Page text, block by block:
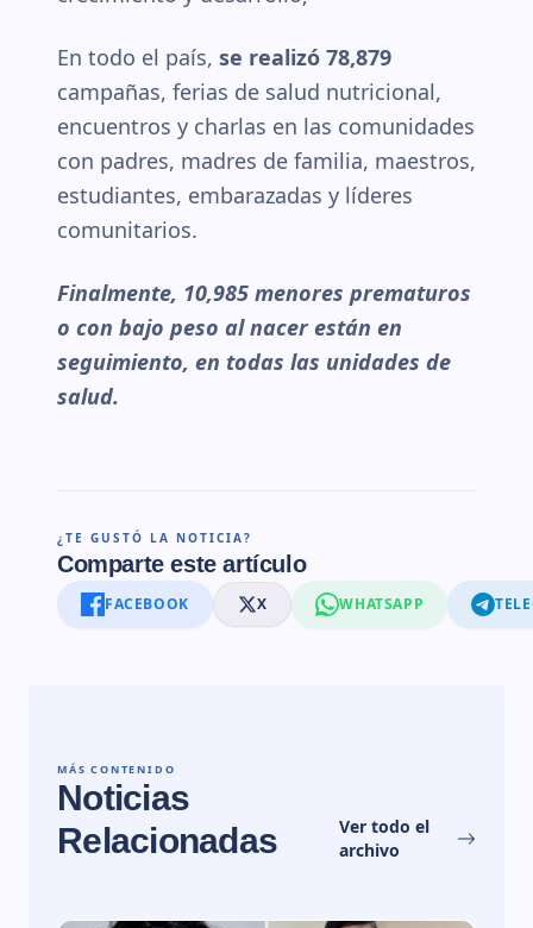
En todo el país, se realizó 78,879
campañas, ferias de salud nutricional,
encuentros y charlas en las comunidades
con padres, madres de familia, maestros,
estudiantes, embarazadas y líderes
comunitarios.
Finalmente, 10,985 menores prematuros
o con bajo peso al nacer están en
seguimiento, en todas las unidades de
salud.
¿TE GUSTÓ LA NOTICIA?
Comparte este artículo
FACEBOOK X WHATSAPP
MÁS CONTENIDO
Noticias
Relacionadas
Ver todo el
archivo